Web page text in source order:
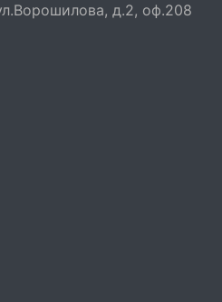
д.2, оф.208